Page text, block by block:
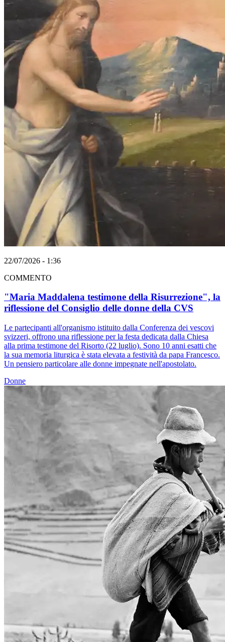
22/07/2026 - 1:36
COMMENTO
"Maria Maddalena testimone della Risurrezione", la
riflessione del Consiglio delle donne della CVS
Le partecipanti all'organismo istituito dalla Conferenza dei vescovi
svizzeri, offrono una riflessione per la festa dedicata dalla Chiesa
alla prima testimone del Risorto (22 luglio). Sono 10 anni esatti che
la sua memoria liturgica è stata elevata a festività da papa Francesco.
Un pensiero particolare alle donne impegnate nell'apostolato.
Donne